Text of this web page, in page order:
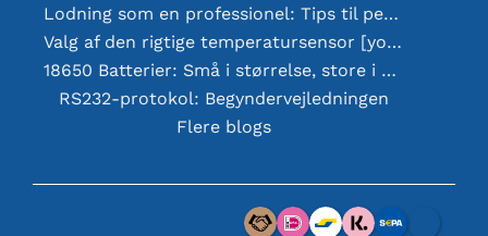
Lodning som en professionel: Tips til perfekte elektroniske forbindelser
Valg af den rigtige temperatursensor [youtube]
18650 Batterier: Små i størrelse, store i ydeevne
RS232-protokol: Begyndervejledningen
Flere blogs